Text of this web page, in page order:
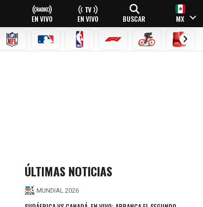
EN VIVO EN VIVO BUSCAR MX
NFL MLB NBA FÓRMULA 1CICLISMOBOXEO
ÚLTIMAS NOTICIAS
MUNDIAL 2026